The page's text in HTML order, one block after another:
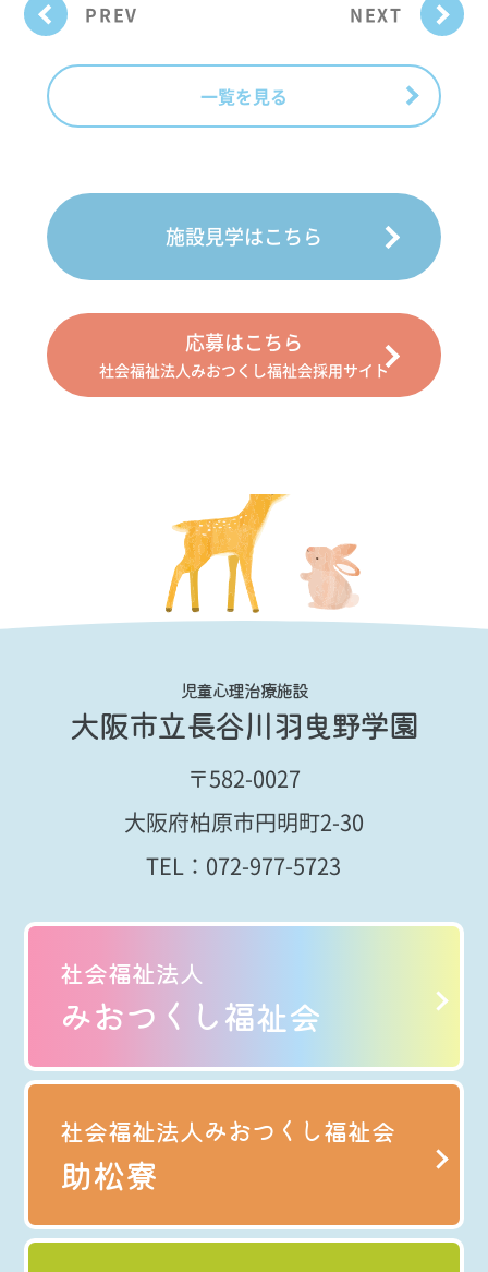
PREV NEXT
一覧を見る
施設見学はこちら
応募はこちら
社会福祉法人みおつくし福祉会採用サイト
児童心理治療施設
大阪市立長谷川羽曳野学園
〒582-0027
大阪府柏原市円明町2-30
TEL： 072-977-5723
社会福祉法人
みおつくし福祉会
社会福祉法人みおつくし福祉会
助松寮